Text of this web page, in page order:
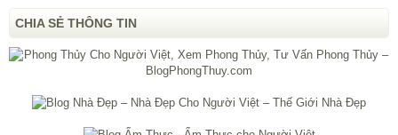
CHIA SẺ THÔNG TIN